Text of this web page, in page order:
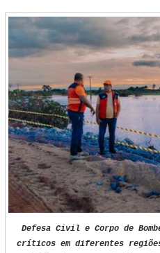
Defesa Civil e Corpo de
críticos em diferentes regiões